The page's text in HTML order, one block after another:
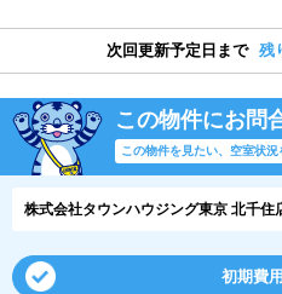
次回更新予定日まで 残
この物件にお問
この物件を見たい、空室状
株式会社タウンハウジング東京 北千住
初期費